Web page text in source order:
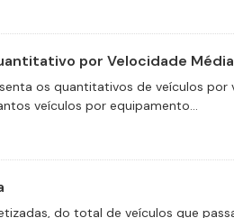
por Velocidade
os quantitativos de veículos por
veículos por equipamento...
do total de veículos que